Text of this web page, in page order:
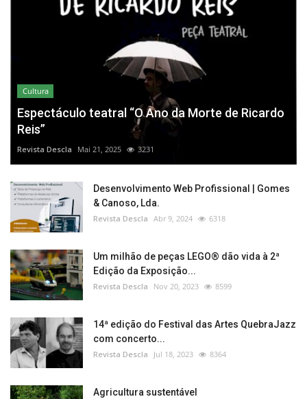
Cultura
Espectáculo teatral “O Ano da Morte de Ricardo
Reis”
Revista Descla Mai 21, 2025 3231
Desenvolvimento Web Profissional | Gomes
& Canoso, Lda.
Revista Descla Abr 9, 2024 6318
Um milhão de peças LEGO® dão vida à 2ª
Edição da Exposição...
Revista Descla Nov 20, 2023 8599
14ª edição do Festival das Artes QuebraJazz
com concerto...
Revista Descla Jul 18, 2023 8364
Agricultura sustentável